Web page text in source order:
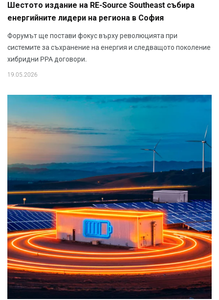
Шестото издание на RE-Source Southeast събира
енергийните лидери на региона в София
Форумът ще постави фокус върху революцията при
системите за съхранение на енергия и следващото поколение
хибридни PPA договори.
19.05.2026